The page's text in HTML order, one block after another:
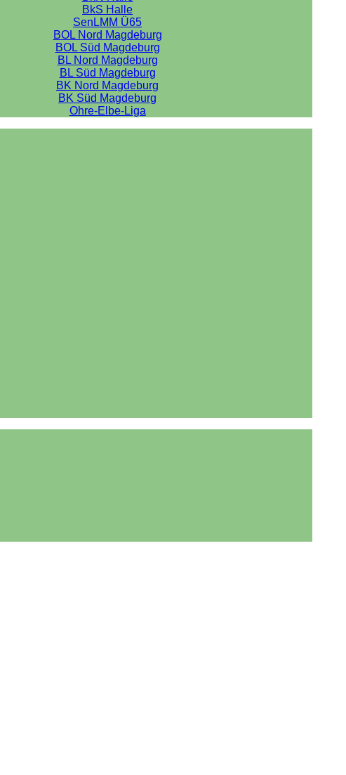
BkS Halle
SenLMM Ü65
BOL Nord Magdeburg
BOL Süd Magdeburg
BL Nord Magdeburg
BL Süd Magdeburg
BK Nord Magdeburg
BK Süd Magdeburg
Ohre-Elbe-Liga